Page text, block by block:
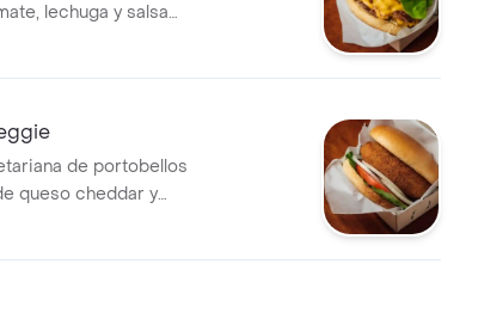
lechuga y salsa
de portobellos
queso cheddar y
de tomate,